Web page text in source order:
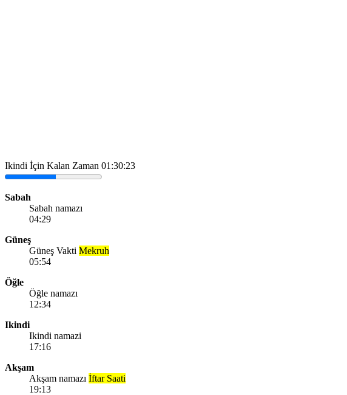
Ikindi İçin Kalan Zaman 01:30:23
Sabah
Sabah namazı
04:29
Güneş
Güneş Vakti Mekruh
05:54
Öğle
Öğle namazı
12:34
Ikindi
Ikindi namazi
17:16
Akşam
Akşam namazı İftar Saati
19:13